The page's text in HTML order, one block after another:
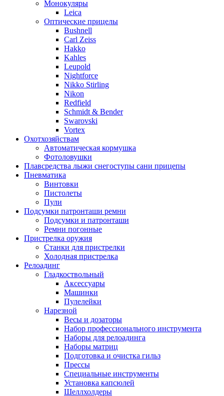
Монокуляры
Leica
Оптические прицелы
Bushnell
Carl Zeiss
Hakko
Kahles
Leupold
Nightforce
Nikko Stirling
Nikon
Redfield
Schmidt & Bender
Swarovski
Vortex
Охотхозяйствам
Автоматическая кормушка
Фотоловушки
Плавсредства лыжи снегоступы сани прицепы
Пневматика
Винтовки
Пистолеты
Пули
Подсумки патронташи ремни
Подсумки и патронташи
Ремни погонные
Пристрелка оружия
Станки для пристрелки
Холодная пристрелка
Релоадинг
Гладкоствольный
Аксессуары
Машинки
Пулелейки
Нарезной
Весы и дозаторы
Набор профессионального инструмента
Наборы для релоадинга
Наборы матриц
Подготовка и очистка гильз
Прессы
Специальные инструменты
Установка капсюлей
Шеллхолдеры